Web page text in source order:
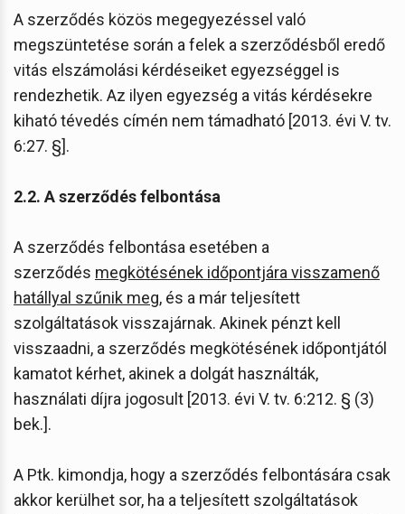
A szerződés közös megegyezéssel való
megszüntetése során a felek a szerződésből eredő
vitás elszámolási kérdéseiket egyezséggel is
rendezhetik. Az ilyen egyezség a vitás kérdésekre
kiható tévedés címén nem támadható [2013. évi V. tv.
6:27. §].
2.2. A szerződés felbontása
A szerződés felbontása esetében a
szerződés megkötésének időpontjára visszamenő
hatállyal szűnik meg, és a már teljesített
szolgáltatások visszajárnak. Akinek pénzt kell
visszaadni, a szerződés megkötésének időpontjától
kamatot kérhet, akinek a dolgát használták,
használati díjra jogosult [2013. évi V. tv. 6:212. § (3)
bek.].
A Ptk. kimondja, hogy a szerződés felbontására csak
akkor kerülhet sor, ha a teljesített szolgáltatások